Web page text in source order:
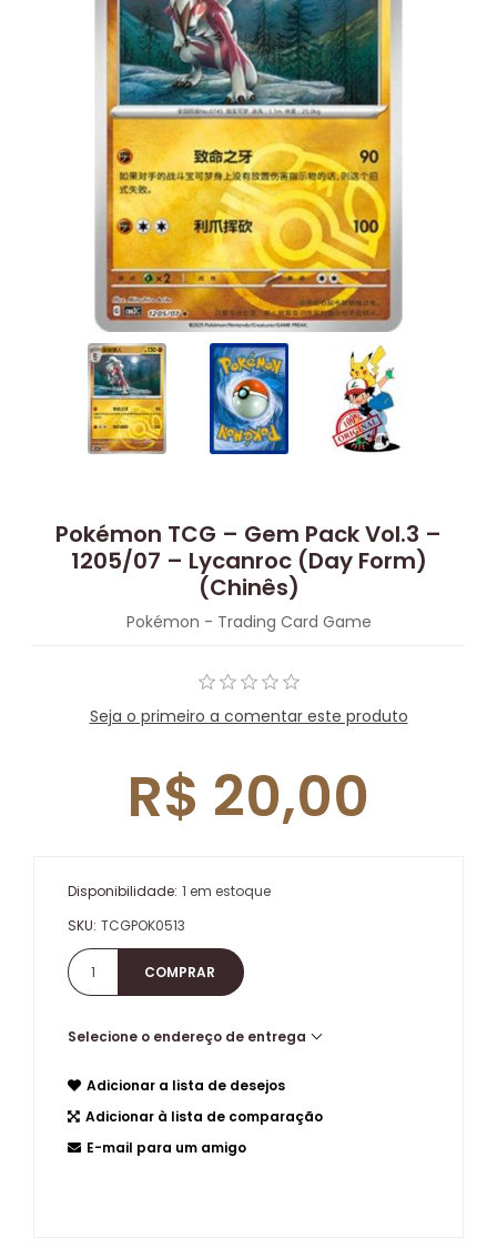
Pokémon TCG – Gem Pack Vol.3 –
1205/07 – Lycanroc (Day Form)
(Chinês)
Pokémon - Trading Card Game
Seja o primeiro a comentar este produto
R$ 20,00
Disponibilidade: 1 em estoque
SKU: TCGPOK0513
Selecione o endereço de entrega
Adicionar a lista de desejos
Adicionar à lista de comparação
E-mail para um amigo